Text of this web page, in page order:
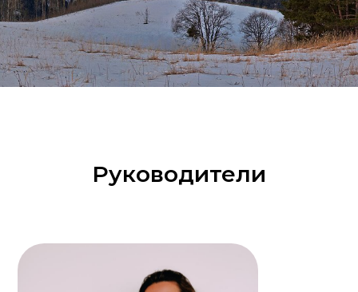
Руководители
Арикеева Кристина